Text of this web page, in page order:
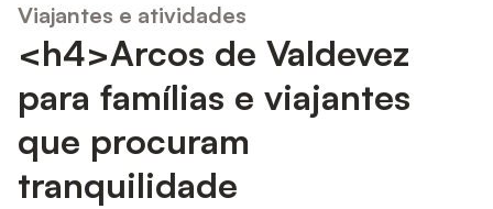
Viajantes e atividades
<h4>Arcos de Valdevez
para famílias e viajantes
que procuram
tranquilidade